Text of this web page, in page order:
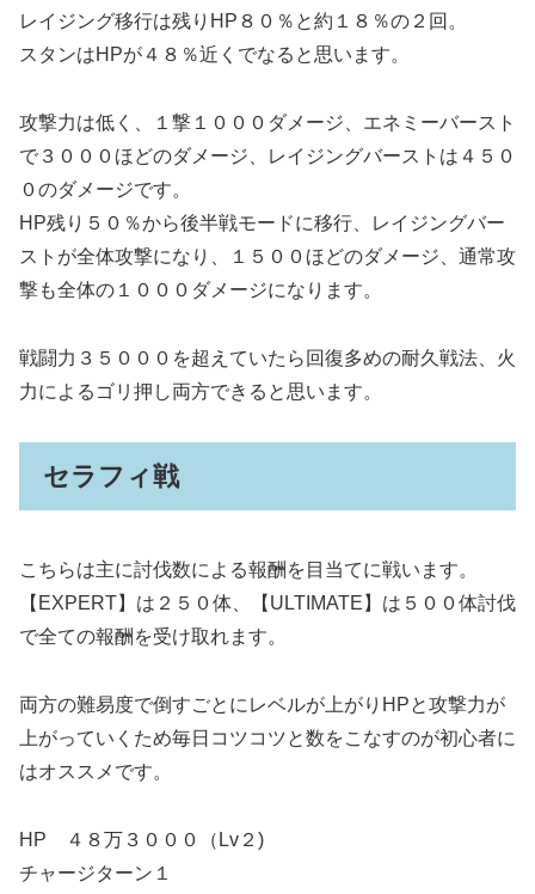
レイジング移行は残りHP８０％と約１８％の２回。
スタンはHPが４８％近くでなると思います。
攻撃力は低く、１撃１０００ダメージ、エネミーバースト
で３０００ほどのダメージ、レイジングバーストは４５０
０のダメージです。
HP残り５０％から後半戦モードに移行、レイジングバー
ストが全体攻撃になり、１５００ほどのダメージ、通常攻
撃も全体の１０００ダメージになります。
戦闘力３５０００を超えていたら回復多めの耐久戦法、火
力によるゴリ押し両方できると思います。
セラフィ戦
こちらは主に討伐数による報酬を目当てに戦います。
【EXPERT】は２５０体、【ULTIMATE】は５００体討伐
で全ての報酬を受け取れます。
両方の難易度で倒すごとにレベルが上がりHPと攻撃力が
上がっていくため毎日コツコツと数をこなすのが初心者に
はオススメです。
HP ４８万３０００（Lv２)
チャージターン１